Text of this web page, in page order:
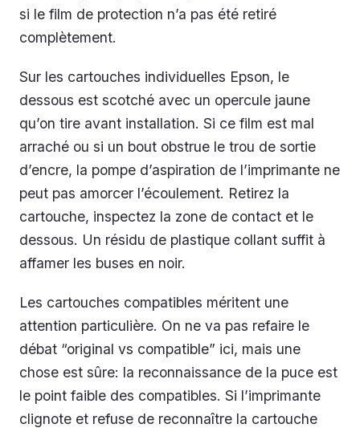
si le film de protection n’a pas été retiré
complètement.
Sur les cartouches individuelles Epson, le
dessous est scotché avec un opercule jaune
qu’on tire avant installation. Si ce film est mal
arraché ou si un bout obstrue le trou de sortie
d’encre, la pompe d’aspiration de l’imprimante ne
peut pas amorcer l’écoulement. Retirez la
cartouche, inspectez la zone de contact et le
dessous. Un résidu de plastique collant suffit à
affamer les buses en noir.
Les cartouches compatibles méritent une
attention particulière. On ne va pas refaire le
débat “original vs compatible” ici, mais une
chose est sûre: la reconnaissance de la puce est
le point faible des compatibles. Si l’imprimante
clignote et refuse de reconnaître la cartouche